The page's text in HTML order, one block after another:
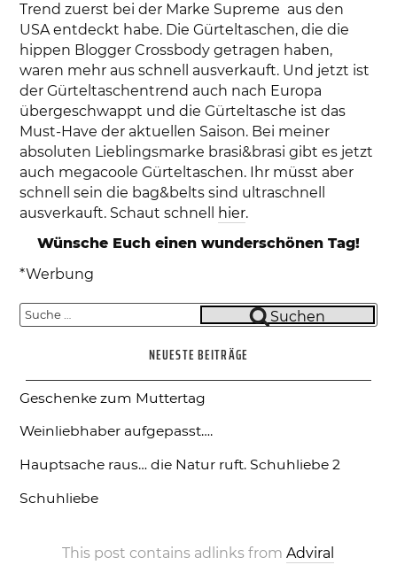
Trend zuerst bei der Marke Supreme aus den
USA entdeckt habe. Die Gürteltaschen, die die
hippen Blogger Crossbody getragen haben,
waren mehr aus schnell ausverkauft. Und jetzt ist
der Gürteltaschentrend auch nach Europa
übergeschwappt und die Gürteltasche ist das
Must-Have der aktuellen Saison. Bei meiner
absoluten Lieblingsmarke brasi&brasi gibt es jetzt
auch megacoole Gürteltaschen. Ihr müsst aber
schnell sein die bag&belts sind ultraschnell
ausverkauft. Schaut schnell hier.
Wünsche Euch einen wunderschönen Tag!
*Werbung
Suche
Suchen
NEUESTE BEITRÄGE
Geschenke zum Muttertag
Weinliebhaber aufgepasst….
Hauptsache raus… die Natur ruft. Schuhliebe 2
Schuhliebe
This post contains adlinks fromAdviral